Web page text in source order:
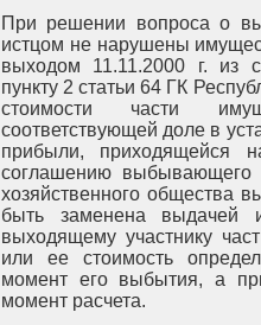
При решении вопроса о
истцом не нарушены
выходом 11.11.2000 г. из
пункту 2 статьи 64 ГК
стоимости части
соответствующей доле в
прибыли, приходящейся
соглашению выбывающего
хозяйственного общества
быть заменена выдачей
выходящему участнику
или ее стоимость
момент его выбытия, а
момент расчета.